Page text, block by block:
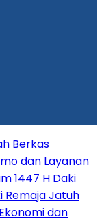
Berkas
dan Layanan
1447 H Daki
Remaja Jatuh
dan